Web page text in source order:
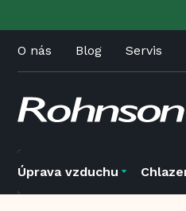
O nás Blog Servis
Úprava vzduchu